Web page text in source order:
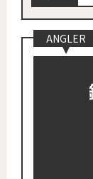
ANGLER